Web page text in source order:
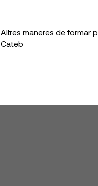
Altres maneres de formar
Cateb